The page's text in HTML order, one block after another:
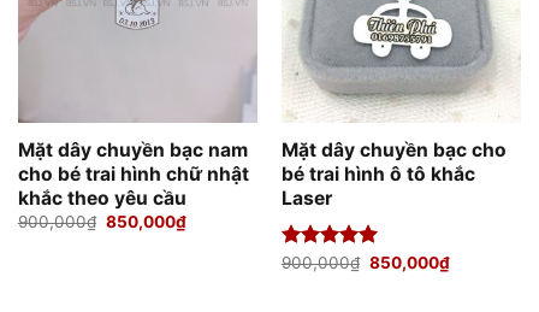
Mặt dây chuyền bạc nam
cho bé trai hình chữ nhật
khắc theo yêu cầu
900,000₫ Giá
850,000₫Giá
hiện
Mặt dây chuyền bạc cho
bé trai hình ô tô khắc
Laser
Được xếp
900,000₫ Giá
850,000₫Giá
hiện